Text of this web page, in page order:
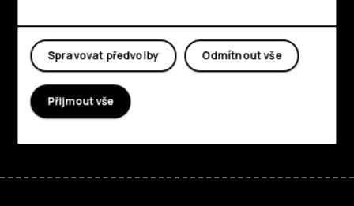
Planet and people
Podpora
FacebookInstagram
Tiktok
Odmítnout vše
Spravovat předvolby
Přijmout vše